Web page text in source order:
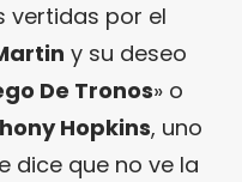
vertidas por el
y su deseo
De Tronos» o
Hopkins, uno
dice que no ve la